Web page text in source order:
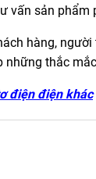
vấn sản phẩm
hàng,
thắc
điệnđiện khác